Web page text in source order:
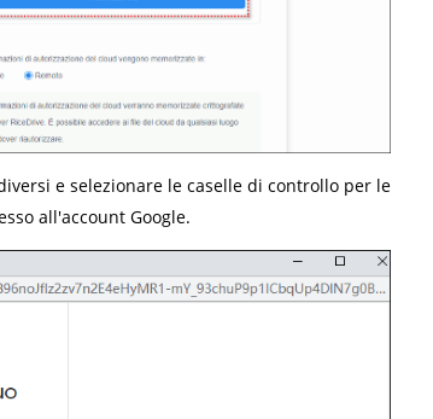
e selezionare le caselle di controllo per le
all'account Google.